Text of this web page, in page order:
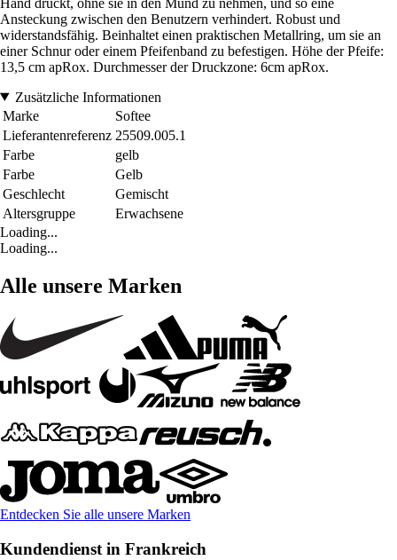
Ansteckung zwischen den Benutzern verhindert. Robust und
widerstandsfähig. Beinhaltet einen praktischen Metallring, um sie an
einer Schnur oder einem Pfeifenband zu befestigen. Höhe der Pfeife:
13,5 cm apRox. Durchmesser der Druckzone: 6cm apRox.
Zusätzliche Informationen
Marke
Softee
Lieferantenreferenz 25509.005.1
Farbe
gelb
Farbe
Gelb
Geschlecht
Gemischt
Altersgruppe
Erwachsene
Loading...
Loading...
Alle unsere Marken
Entdecken Sie alle unsere Marken
Kundendienst in Frankreich